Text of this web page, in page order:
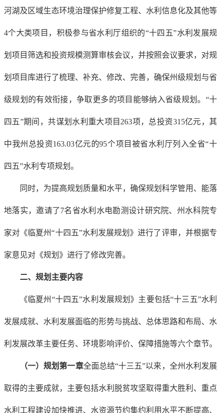
河湖及区域生态环境治理保护修复工程、水利信息化及其他等
4个大类项目，积极参与省水利厅组织的“十四五”水利发展规
划项目筛选和投资规模测算审核会议，并按照会议要求，对规
划项目库进行了梳理、补充、修改、完善，确保州级规划与省
级规划的有效衔接，争取更多的项目能够纳入省级规划。“十
四五”期间，共谋划水利重大项目263项，总投资315亿元，其
中我州总投资163.03亿元的95个项目被省水利厅列入全省“十
四五”水利专项规划。
同时，为提高规划质量和水平，确保规划科学管用、能落
地落实，邀请了7名省水利水电勘测设计研究院、州水科院专
家对《临夏州“十四五”水利发展规划》进行了评审，并根据专
家意见对《规划》进行了修改完善。
二、规划主要内容
《临夏州“十四五”水利发展规划》主要包括“十三五”水利
发展成就、水利发展面临的形势与挑战、总体思路和布局、水
利发展改革主要任务、环境影响评价、保障措施等六个章节。
（一）规划第一章全面总结“十三五”以来，全州水利发展
取得的主要成就，主要包括水利脱贫攻坚取得重大胜利、重点
水利工程建设加快推进、水资源节约集约利用水平不断提高、